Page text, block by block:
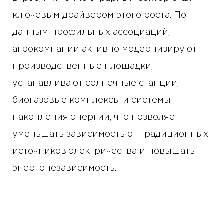
ключевым драйвером этого роста. По
данным профильных ассоциаций,
агрокомпании активно модернизируют
производственные площадки,
устанавливают солнечные станции,
биогазовые комплексы и системы
накопления энергии, что позволяет
уменьшать зависимость от традиционных
источников электричества и повышать
энергонезависимость.